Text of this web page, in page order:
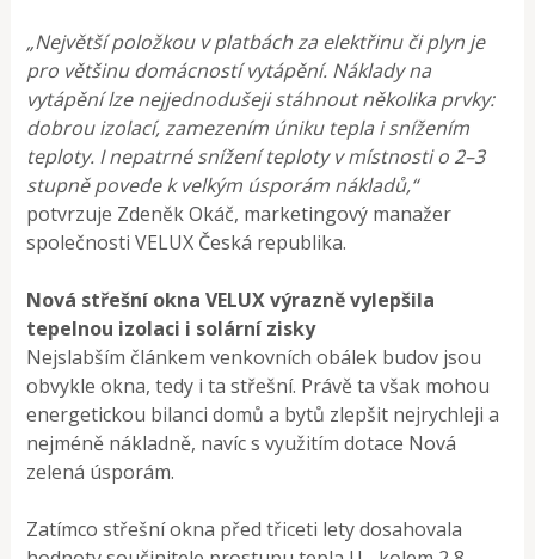
„Největší položkou v platbách za elektřinu či plyn je
pro většinu domácností vytápění. Náklady na
vytápění lze nejjednodušeji stáhnout několika prvky:
dobrou izolací, zamezením úniku tepla i snížením
teploty. I nepatrné snížení teploty v místnosti o 2–3
stupně povede k velkým úsporám nákladů,“
potvrzuje Zdeněk Okáč, marketingový manažer
společnosti VELUX Česká republika.
Nová střešní okna VELUX výrazně vylepšila
tepelnou izolaci i solární zisky
Nejslabším článkem venkovních obálek budov jsou
obvykle okna, tedy i ta střešní. Právě ta však mohou
energetickou bilanci domů a bytů zlepšit nejrychleji a
nejméně nákladně, navíc s využitím dotace Nová
zelená úsporám.
Zatímco střešní okna před třiceti lety dosahovala